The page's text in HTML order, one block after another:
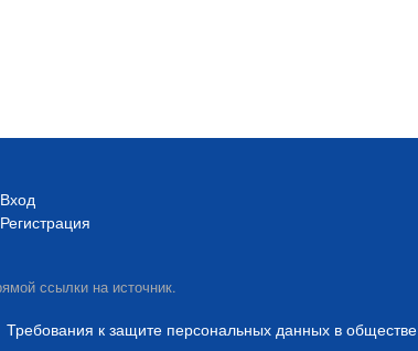
Вход
Регистрация
ссылки на источник.
Требования к защите персональных данных в обществе